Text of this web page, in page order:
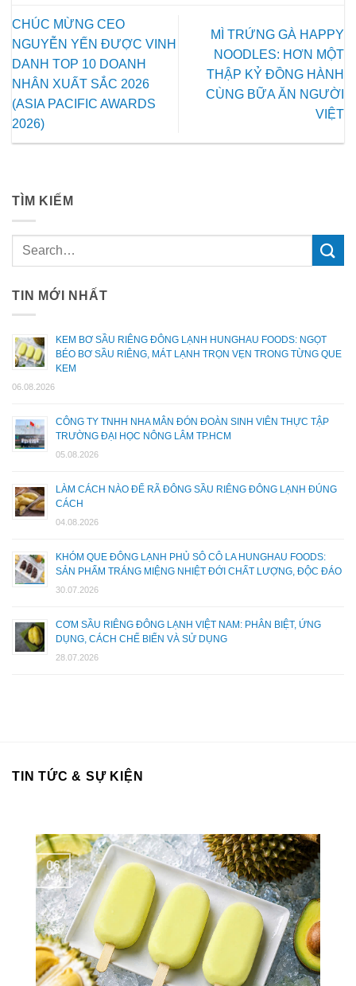
CHÚC MỪNG CEO
NGUYỄN YẾN ĐƯỢC VINH
DANH TOP 10 DOANH
NHÂN XUẤT SẮC 2026
(ASIA PACIFIC AWARDS
2026)
MÌ TRỨNG GÀ HAPPY
NOODLES: HƠN MỘT
THẬP KỶ ĐỒNG HÀNH
CÙNG BỮA ĂN NGƯỜI
VIỆT
TÌM KIẾM
TIN MỚI NHẤT
KEM BƠ SẦU RIÊNG ĐÔNG LẠNH HUNGHAU FOODS: NGỌT
BÉO BƠ SẦU RIÊNG, MÁT LẠNH TRỌN VẸN TRONG TỪNG QUE
KEM
06.08.2026
CÔNG TY TNHH NHA MÂN ĐÓN ĐOÀN SINH VIÊN THỰC TẬP
TRƯỜNG ĐẠI HỌC NÔNG LÂM TP.HCM
05.08.2026
LÀM CÁCH NÀO ĐỂ RÃ ĐÔNG SẦU RIÊNG ĐÔNG LẠNH ĐÚNG
CÁCH
04.08.2026
KHÓM QUE ĐÔNG LẠNH PHỦ SÔ CÔ LA HUNGHAU FOODS:
SẢN PHẨM TRÁNG MIỆNG NHIỆT ĐỚI CHẤT LƯỢNG, ĐỘC ĐÁO
30.07.2026
CƠM SẦU RIÊNG ĐÔNG LẠNH VIỆT NAM: PHÂN BIỆT, ỨNG
DỤNG, CÁCH CHẾ BIẾN VÀ SỬ DỤNG
28.07.2026
TIN TỨC & SỰ KIỆN
06
Aug